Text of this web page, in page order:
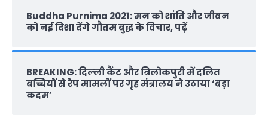
Buddha Purnima 2021: मन को शांति और जीवन
को नई दिशा देंगे गौतम बुद्ध के विचार, पढ़ें
BREAKING: दिल्‍ली कैंट और त्रिलोकपुरी में दलित
बच्चियों से रेप मामलों पर गृह मंत्रालय ने उठाया ‘बड़ा
कदम’